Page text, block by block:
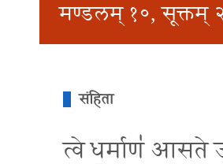
मण्डलम् १०, सूक्तम्
संहिता
त्वे ध॒र्माण॑ आसते